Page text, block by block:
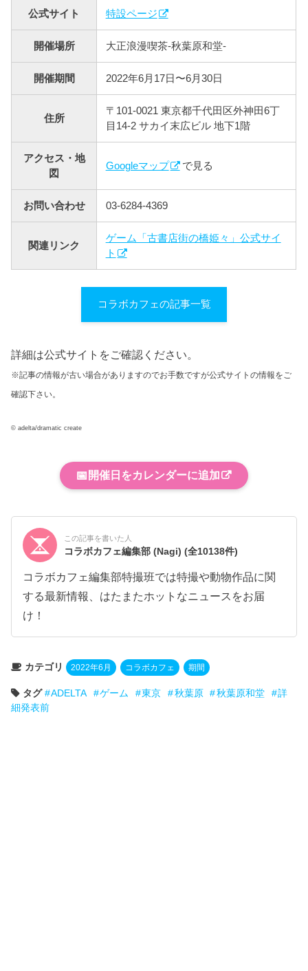
公式サイト 特設ページ
開催場所 大正浪漫喫茶-秋葉原和堂-
開催期間 2022年6月17日〜6月30日
住所
〒101-0021 東京都千代田区外神田6丁
目14-2 サカイ末広ビル 地下1階
アクセス・地
図
Googleマップ で見る
お問い合わせ 03-6284-4369
関連リンク
ゲーム「古書店街の橋姫々」公式サイ
ト
コラボカフェの記事一覧
詳細は公式サイトをご確認ください。
※記事の情報が古い場合がありますのでお手数ですが公式サイトの情報をご
確認下さい。
© adelta/dramatic create
📅 開催日をカレンダーに追加
この記事を書いた人
コラボカフェ編集部 (Nagi)(全10138件)
コラボカフェ編集部特撮班では特撮や動物作品に関
する最新情報、はたまたホットなニュースをお届
け！
カテゴリ 2022年6月 コラボカフェ 期間
タグ ADELTA ゲーム 東京 秋葉原 秋葉原和堂
詳
細発表前